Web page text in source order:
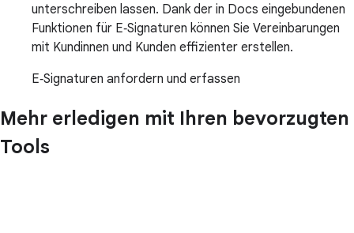
unterschreiben lassen. Dank der in Docs eingebundenen
Funktionen für E‑Signaturen können Sie Vereinbarungen
mit Kundinnen und Kunden effizienter erstellen.
E‑Signaturen anfordern und erfassen
Mehr erledigen mit Ihren bevorzugten
Tools